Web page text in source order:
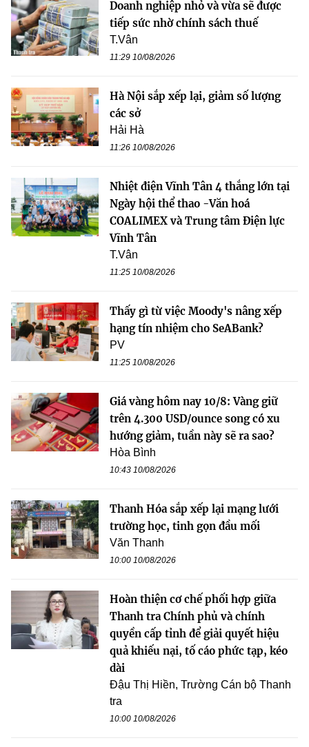
Doanh nghiệp nhỏ và vừa sẽ được
tiếp sức nhờ chính sách thuế
T.Vân
11:29 10/08/2026
Hà Nội sắp xếp lại, giảm số lượng
các sở
Hải Hà
11:26 10/08/2026
Nhiệt điện Vĩnh Tân 4 thắng lớn tại
Ngày hội thể thao -Văn hoá
COALIMEX và Trung tâm Điện lực
Vĩnh Tân
T.Vân
11:25 10/08/2026
Thấy gì từ việc Moody's nâng xếp
hạng tín nhiệm cho SeABank?
PV
11:25 10/08/2026
Giá vàng hôm nay 10/8: Vàng giữ
trên 4.300 USD/ounce song có xu
hướng giảm, tuần này sẽ ra sao?
Hòa Bình
10:43 10/08/2026
Thanh Hóa sắp xếp lại mạng lưới
trường học, tinh gọn đầu mối
Văn Thanh
10:00 10/08/2026
Hoàn thiện cơ chế phối hợp giữa
Thanh tra Chính phủ và chính
quyền cấp tỉnh để giải quyết hiệu
quả khiếu nại, tố cáo phức tạp, kéo
dài
Đậu Thị Hiền, Trường Cán bộ Thanh
tra
10:00 10/08/2026